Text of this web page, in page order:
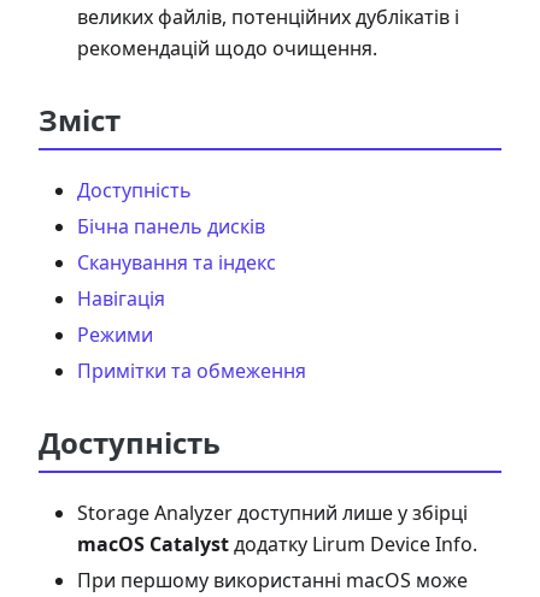
великих файлів, потенційних дублікатів і
рекомендацій щодо очищення.
Зміст
Доступність
Бічна панель дисків
Сканування та індекс
Навігація
Режими
Примітки та обмеження
Доступність
Storage Analyzer доступний лише у збірці
macOS Catalystдодатку Lirum Device Info.
При першому використанні macOS може